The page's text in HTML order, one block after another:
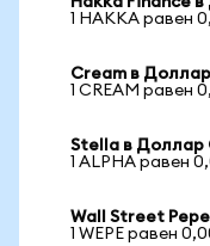
1 HAKKA равен
Cream в
1 CREAM равен
Stella в
1 ALPHA равен
Wall Street
1 WEPE равен